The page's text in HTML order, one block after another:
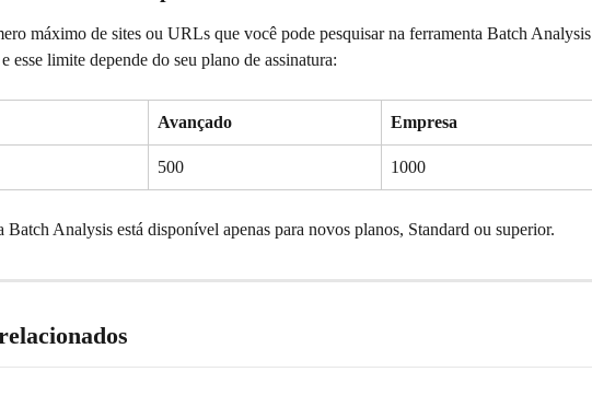
máximo de sites ou URLs que você pode pesquisar na ferramenta Batch Analysis
esse limite depende do seu plano de assinatura:
Avançado Empresa
500 1000
Batch Analysis está disponível apenas para novos planos, Standard ou superior.